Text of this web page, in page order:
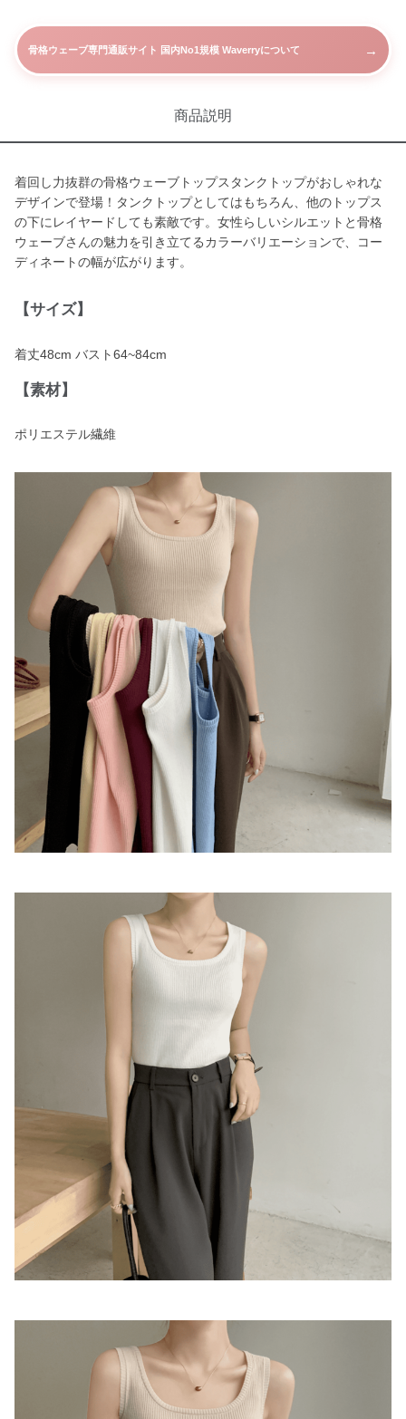
骨格ウェーブ専門通販サイト 国内No1規模 Waverryについて →
商品説明
着回し力抜群の骨格ウェーブトップスタンクトップがおしゃれな
デザインで登場！タンクトップとしてはもちろん、他のトップス
の下にレイヤードしても素敵です。女性らしいシルエットと骨格
ウェーブさんの魅力を引き立てるカラーバリエーションで、コー
ディネートの幅が広がります。
【サイズ】
着丈48cm バスト64~84cm
【素材】
ポリエステル繊維